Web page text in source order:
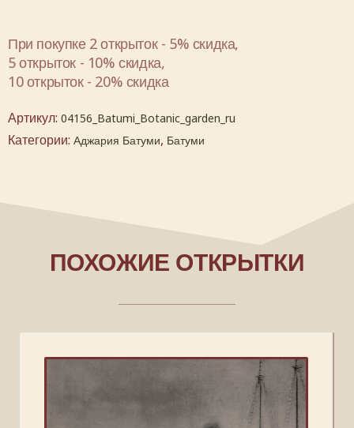
При покупке 2 открыток - 5% скидка,
5 открыток - 10% скидка,
10 открыток - 20% скидка
Артикул: 04156_Batumi_Botanic_garden_ru
Категории: Аджария Батуми, Батуми
ПОХОЖИЕ ОТКРЫТКИ